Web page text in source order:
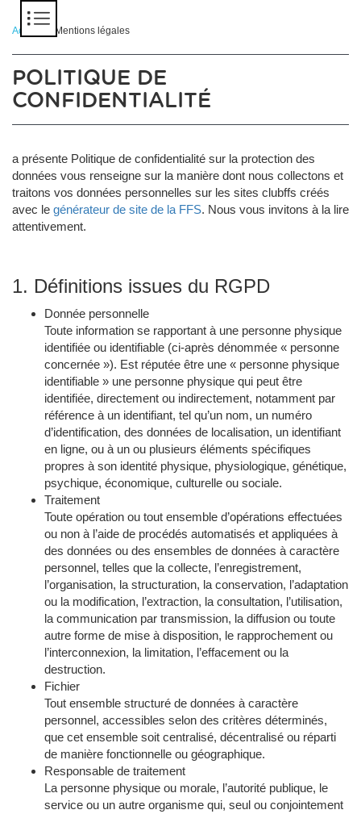
Accueil > Mentions légales
POLITIQUE DE
CONFIDENTIALITÉ
a présente Politique de confidentialité sur la protection des
données vous renseigne sur la manière dont nous collectons et
traitons vos données personnelles sur les sites clubffs créés
avec le générateur de site de la FFS. Nous vous invitons à la lire
attentivement.
1. Définitions issues du RGPD
Donnée personnelle
Toute information se rapportant à une personne physique
identifiée ou identifiable (ci-après dénommée « personne
concernée »). Est réputée être une « personne physique
identifiable » une personne physique qui peut être
identifiée, directement ou indirectement, notamment par
référence à un identifiant, tel qu’un nom, un numéro
d’identification, des données de localisation, un identifiant
en ligne, ou à un ou plusieurs éléments spécifiques
propres à son identité physique, physiologique, génétique,
psychique, économique, culturelle ou sociale.
Traitement
Toute opération ou tout ensemble d’opérations effectuées
ou non à l’aide de procédés automatisés et appliquées à
des données ou des ensembles de données à caractère
personnel, telles que la collecte, l’enregistrement,
l’organisation, la structuration, la conservation, l’adaptation
ou la modification, l’extraction, la consultation, l’utilisation,
la communication par transmission, la diffusion ou toute
autre forme de mise à disposition, le rapprochement ou
l’interconnexion, la limitation, l’effacement ou la
destruction.
Fichier
Tout ensemble structuré de données à caractère
personnel, accessibles selon des critères déterminés,
que cet ensemble soit centralisé, décentralisé ou réparti
de manière fonctionnelle ou géographique.
Responsable de traitement
La personne physique ou morale, l’autorité publique, le
service ou un autre organisme qui, seul ou conjointement